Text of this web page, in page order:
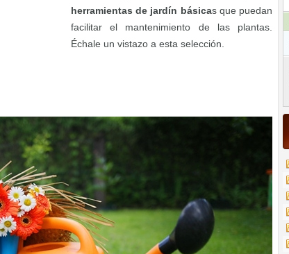
herramientas de jardín básicas que puedan
facilitar el mantenimiento de las plantas.
Échale un vistazo a esta selección.